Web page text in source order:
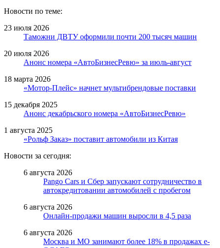
Новости по теме:
23 июля 2026
Таможни ДВТУ оформили почти 200 тысяч машин
20 июля 2026
Анонс номера «АвтоБизнесРевю» за июль-август
18 марта 2026
«Мотор-Плейс» начнет мультибрендовые поставки
15 декабря 2025
Анонс декабрьского номера «АвтоБизнесРевю»
1 августа 2025
«Рольф Заказ» поставит автомобили из Китая
Новости за сегодня:
6 августа 2026
Pango Cars и Сбер запускают сотрудничество в
автокредитовании автомобилей с пробегом
6 августа 2026
Онлайн-продажи машин выросли в 4,5 раза
6 августа 2026
Москва и МО занимают более 18% в продажах е-